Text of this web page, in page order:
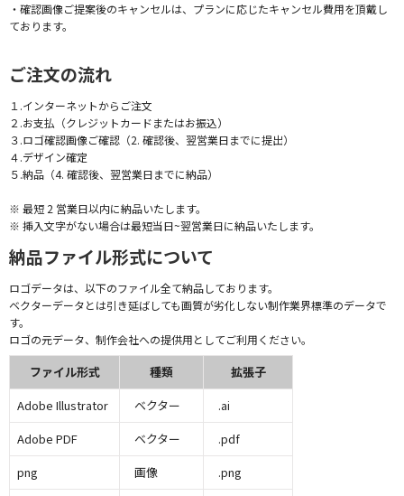
・確認画像ご提案後のキャンセルは、プランに応じたキャンセル費用を頂戴し
ております。
ご注文の流れ
１.インターネットからご注文
２.お支払（クレジットカードまたはお振込）
３.ロゴ確認画像ご確認（2. 確認後、翌営業日までに提出）
４.デザイン確定
５.納品（4. 確認後、翌営業日までに納品）
※ 最短 2 営業日以内に納品いたします。
※ 挿入文字がない場合は最短当日~翌営業日に納品いたします。
納品ファイル形式について
ロゴデータは、以下のファイル全て納品しております。
ベクターデータとは引き延ばしても画質が劣化しない制作業界標準のデータで
す。
ロゴの元データ、制作会社への提供用としてご利用ください。
ファイル形式 種類
拡張子
Adobe Illustrator
ベクター
.ai
Adobe PDF
ベクター
.pdf
png
画像
.png